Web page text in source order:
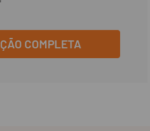
COMPLETA